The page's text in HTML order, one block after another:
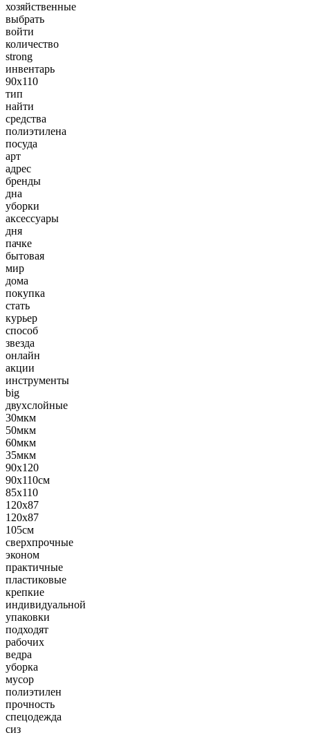
хозяйственные
выбрать
войти
количество
strong
инвентарь
90х110
тип
найти
средства
полиэтилена
посуда
арт
адрес
бренды
дна
уборки
аксессуары
дня
пачке
бытовая
мир
дома
покупка
стать
курьер
способ
звезда
онлайн
акции
инструменты
big
двухслойные
30мкм
50мкм
60мкм
35мкм
90х120
90х110см
85х110
120х87
120x87
105см
сверхпрочные
эконом
практичные
пластиковые
крепкие
индивидуальной
упаковки
подходят
рабочих
ведра
уборка
мусор
полиэтилен
прочность
спецодежда
сиз